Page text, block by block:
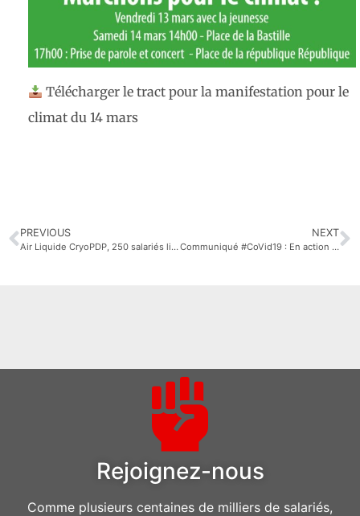
Télécharger le tract pour la manifestation pour le
climat du 14 mars
PREVIOUS
Air Liquide CryoPDP, 250 salariés liquidés sur l’autel du profit maximum !
NEXT
Communiqué #CoVid19 : En action pour la santé des travailleurs et la protection des soignants !
Rejoignez-nous
Comme plusieurs centaines de milliers de salariés,